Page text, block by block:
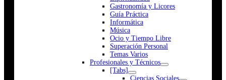
Gastronomía y Licores
Guía Práctica
Informática
Música
Ocio y Tiempo Libre
Superación Personal
Temas Varios
Profesionales y Técnicos
[Tabs]
Ciencias Sociales